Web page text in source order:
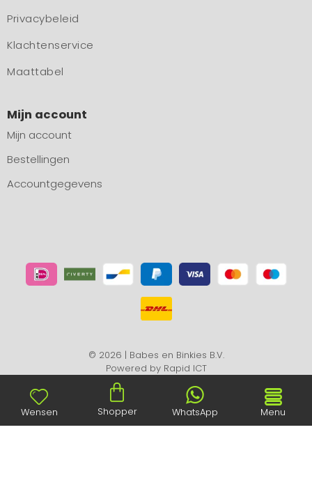
Privacybeleid
Klachtenservice
Maattabel
Mijn account
Mijn account
Bestellingen
Accountgegevens
© 2026 | Babes en Binkies B.V.
Powered by Rapid ICT
Wensen Shopper WhatsApp Menu